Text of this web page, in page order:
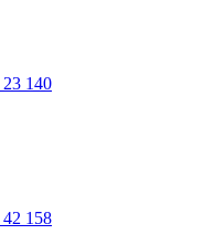
140
158